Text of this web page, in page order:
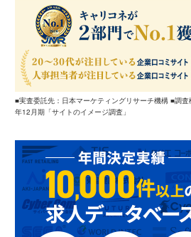
■実査委託先：日本マーケティングリサーチ機構 ■調
年12月期「サイトのイメージ調査」